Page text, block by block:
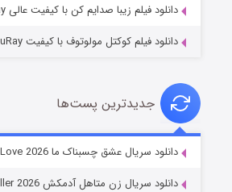
شوهر
دانلود فیلم زیبا صدایم کن با کیفیت عالی BluRay
دانلود فیلم کوکتل مولوتوف با کیفیت BluRay
جدیدترین پست‌ها
دانلود سریال عشق چسبناک ما Our Sticky Love 2026
دانلود سریال زن متاهل آدمکش A Bona Fide Killer 2026